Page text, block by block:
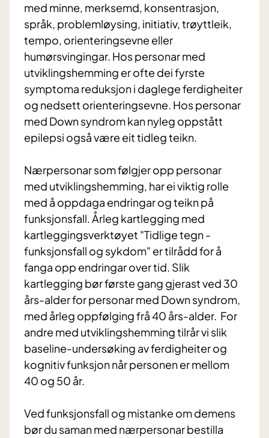
med minne, merksemd, konsentrasjon,
språk, problemløysing, initiativ, trøyttleik,
tempo, orienteringsevne eller
humørsvingingar. Hos personar med
utviklingshemming er ofte dei fyrste
symptoma reduksjon i daglege ferdigheiter
og nedsett orienteringsevne. Hos personar
med Down syndrom kan nyleg oppstått
epilepsi også være eit tidleg teikn.
Nærpersonar som følgjer opp personar
med utviklingshemming, har ei viktig rolle
med å oppdaga endringar og teikn på
funksjonsfall. Årleg kartlegging med
kartleggingsverktøyet "Tidlige tegn -
funksjonsfall og sykdom" er tilrådd for å
fanga opp endringar over tid. Slik
kartlegging bør første gang gjerast ved 30
års-alder for personar med Down syndrom,
med årleg oppfølging frå 40 års-alder. For
andre med utviklingshemming tilrår vi slik
baseline-undersøking av ferdigheiter og
kognitiv funksjon når personen er mellom
40 og 50 år.
Ved funksjonsfall og mistanke om demens
bør du saman med nærpersonar bestilla